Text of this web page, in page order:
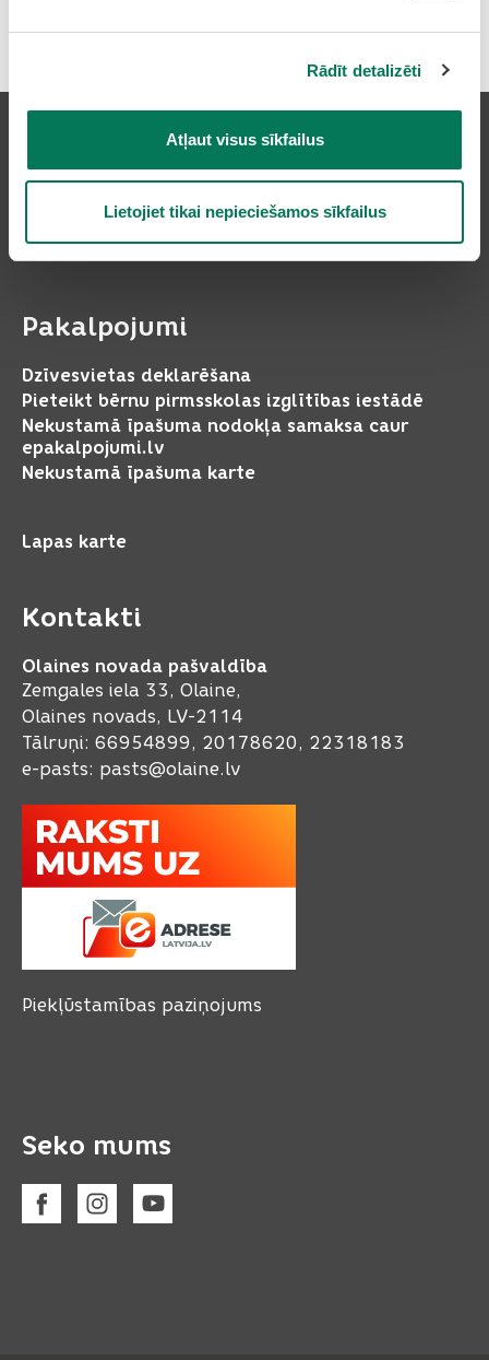
Rādīt detalizēti
Atļaut visus sīkfailus
Lietojiet tikai nepieciešamos sīkfailus
Pierakstīties uz avīzi
Pakalpojumi
Dzīvesvietas deklarēšana
Pieteikt bērnu pirmsskolas izglītības iestādē
Nekustamā īpašuma nodokļa samaksa caur
epakalpojumi.lv
Nekustamā īpašuma karte
Lapas karte
Kontakti
Olaines novada pašvaldība
Zemgales iela 33, Olaine,
Olaines novads, LV-2114
Tālruņi: 66954899, 20178620, 22318183
e-pasts: pasts@olaine.lv
Piekļūstamības paziņojums
Seko mums